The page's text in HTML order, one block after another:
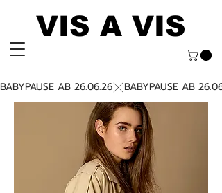
VIS A VIS
BABYPAUSE AB 26.06.26